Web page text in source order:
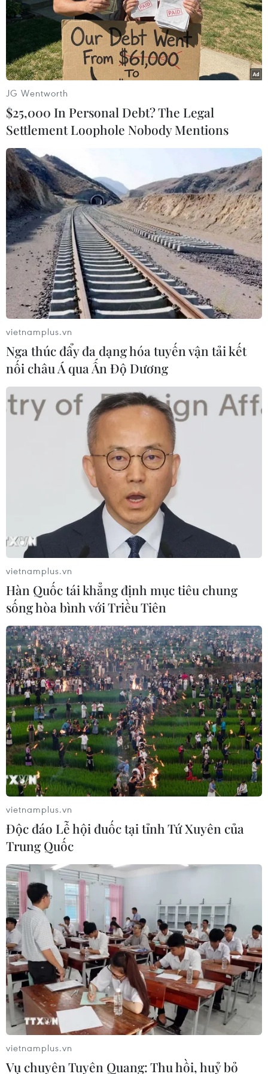
Một dự luật được Thượng nghị sỹ Cory Booker,
thành viên của Ủy ban Nông nghiệp Thượng
viện, đưa ra vào tháng Bảy sẽ hạn chế các quỹ
đầu tư thu mua và cho thuê đất nông nghiệp.
Dự luật cũng cấm các nhà đầu tư là doanh
nghiệp lớn sử dụng các chương trình hỗ trợ
trang trại của USDA như bảo hiểm mùa màng
và trợ cấp hàng hóa.
Chính những chương trình này làm tăng thêm
sức hấp dẫn của việc đầu tư vào đất nông
nghiệp vì chúng hạn chế rủi ro. Dự luật đã nhận
được sự tán thành của 70 hội nhóm trang trại và
nông nghiệp tại Mỹ./.
(TTXVN/Vietnam+)
#quỹ đầu tư
#lương thực
Theo dõi VietnamPlus
TIN LIÊN QUAN
Các quỹ đầu tư chứng khoán Mỹ ghi nhận
dòng tiền "bán mạnh"
30/09/2023 02:16
Dữ liệu của LSEG cho thấy các quỹ đầu tư chứng khoán
của Mỹ đã ghi nhận dòng tiền bán ra ròng 11,69 tỷ USD
trong tuần tính đến ngày 27/9 - mức hằng tuần cao
nhất trong ba tháng.
JG Wentworth
$25,000 In Personal Debt? The Legal
Settlement Loophole Nobody Mentions
vietnamplus.vn
Nga thúc đẩy đa dạng hóa tuyến vận tải kết
nối châu Á qua Ấn Độ Dương
vietnamplus.vn
Hàn Quốc tái khẳng định mục tiêu chung
sống hòa bình với Triều Tiên
vietnamplus.vn
Độc đáo Lễ hội đuốc tại tỉnh Tứ Xuyên của
Trung Quốc
vietnamplus.vn
Vụ chuyên Tuyên Quang: Thu hồi, huỷ bỏ